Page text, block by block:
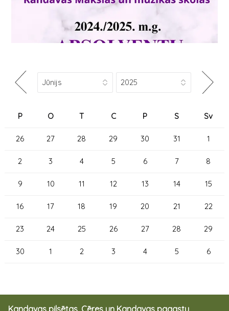
P O T C P S Sv
26 27 28 29 30 31 1
2 3 4 5 6 7 8
9 10 11 12 13 14 15
16 17 18 19 20 21 22
23 24 25 26 27 28 29
30 1 2 3 4 5 6
Kandavas pilsētas, Cēres un Kandavas pagastu